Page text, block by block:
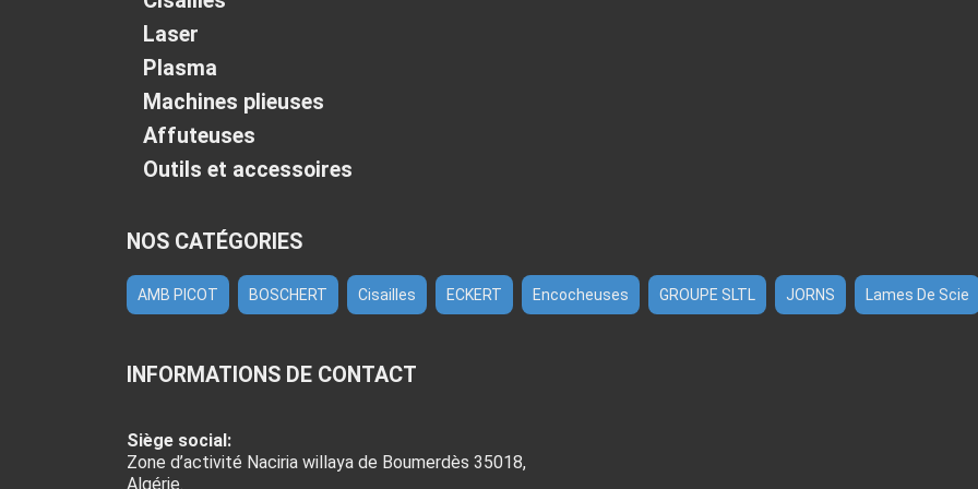
Laser
Plasma
Machines plieuses
Affuteuses
Outils et accessoires
NOS CATÉGORIES
AMB PICOT BOSCHERT Cisailles ECKERT Encocheuses GROUPE SLTL JORNS Lames De Scie
INFORMATIONS DE CONTACT
Siège social:
Zone d’activité Naciria willaya de Boumerdès 35018,
Algérie.